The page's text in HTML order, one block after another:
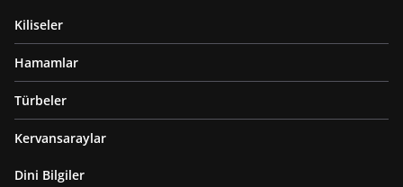
Kiliseler
Hamamlar
Türbeler
Kervansaraylar
Dini Bilgiler